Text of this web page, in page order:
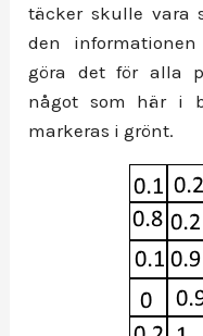
täcker skulle vara
den
göra det för alla
något som här i
markeras i grönt.